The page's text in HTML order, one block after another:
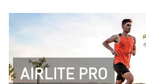
AIRLITE PRO